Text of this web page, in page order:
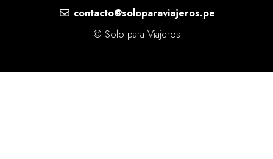
contacto@soloparaviajeros.pe
© Solo para Viajeros